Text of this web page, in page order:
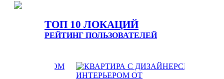
ТОП 10 ЛОКАЦИЙ
РЕЙТИНГ ПОЛЬЗОВАТЕЛЕЙ